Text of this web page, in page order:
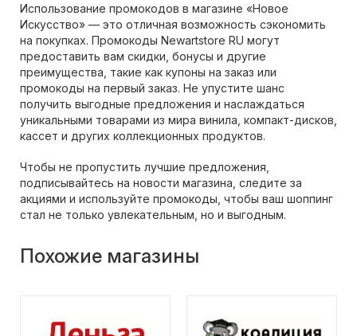
Использование промокодов в магазине «Новое
Искусство» — это отличная возможность сэкономить
на покупках. Промокоды Newartstore RU могут
предоставить вам скидки, бонусы и другие
преимущества, такие как купоны на заказ или
промокоды на первый заказ. Не упустите шанс
получить выгодные предложения и наслаждаться
уникальными товарами из мира винила, компакт-дисков,
кассет и других коллекционных продуктов.
Чтобы не пропустить лучшие предложения,
подписывайтесь на новости магазина, следите за
акциями и используйте промокоды, чтобы ваш шоппинг
стал не только увлекательным, но и выгодным.
Похожие магазины